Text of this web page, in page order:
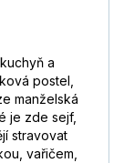
a
postel,
manželská
je zde sejf,
stravovat
vařičem,